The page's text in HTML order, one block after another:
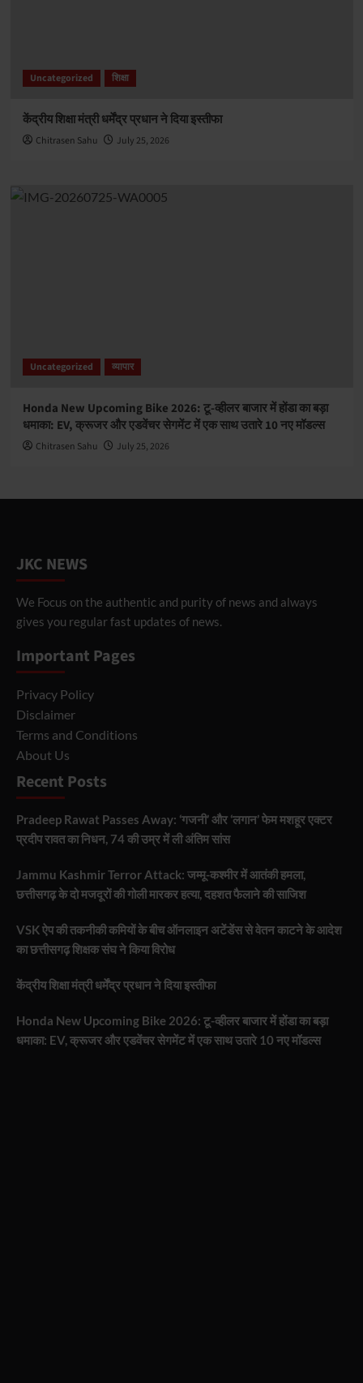
Uncategorized शिक्षा
केंद्रीय शिक्षा मंत्री धर्मेंद्र प्रधान ने दिया इस्तीफा
Chitrasen Sahu July 25, 2026
Uncategorized व्यापार
Honda New Upcoming Bike 2026: टू-व्हीलर बाजार में होंडा का बड़ा
धमाका: EV, क्रूजर और एडवेंचर सेगमेंट में एक साथ उतारे 10 नए मॉडल्स
Chitrasen Sahu July 25, 2026
JKC NEWS
We Focus on the authentic and purity of news and always
gives you regular fast updates of news.
Important Pages
Privacy Policy
Disclaimer
Terms and Conditions
About Us
Recent Posts
Pradeep Rawat Passes Away: ‘गजनी’ और ‘लगान’ फेम मशहूर एक्टर
प्रदीप रावत का निधन, 74 की उम्र में ली अंतिम सांस
Jammu Kashmir Terror Attack: जम्मू-कश्मीर में आतंकी हमला,
छत्तीसगढ़ के दो मजदूरों की गोली मारकर हत्या, दहशत फैलाने की साजिश
VSK ऐप की तकनीकी कमियों के बीच ऑनलाइन अटेंडेंस से वेतन काटने के आदेश
का छत्तीसगढ़ शिक्षक संघ ने किया विरोध
केंद्रीय शिक्षा मंत्री धर्मेंद्र प्रधान ने दिया इस्तीफा
Honda New Upcoming Bike 2026: टू-व्हीलर बाजार में होंडा का बड़ा
धमाका: EV, क्रूजर और एडवेंचर सेगमेंट में एक साथ उतारे 10 नए मॉडल्स